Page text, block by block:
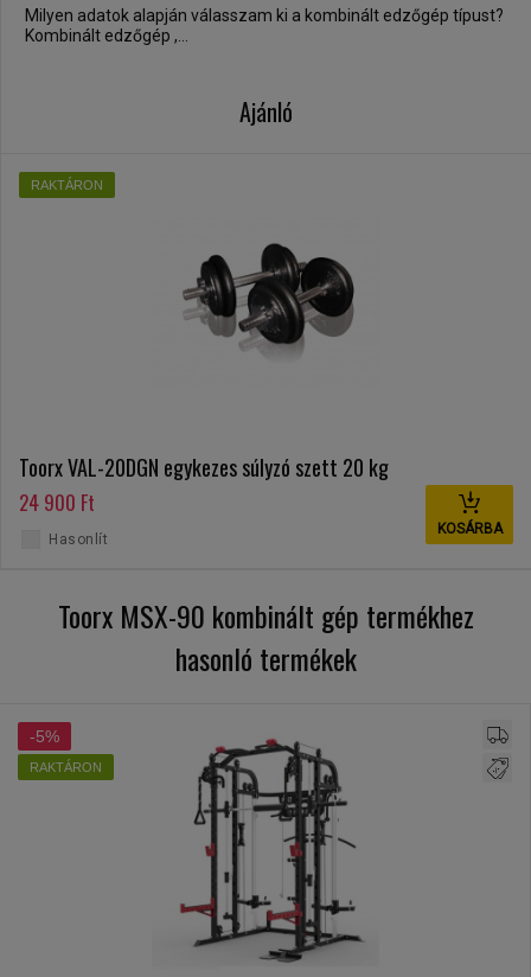
Milyen adatok alapján válasszam ki a kombinált edzőgép típust?
Kombinált edzőgép ,...
Ajánló
RAKTÁRON
Toorx VAL-20DGN egykezes súlyzó szett 20 kg
24 900 Ft
KOSÁRBA
Hasonlít
Toorx MSX-90 kombinált gép termékhez
hasonló termékek
-5%
RAKTÁRON